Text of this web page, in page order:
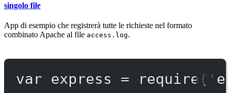
singolo file
App di esempio che registrerà tutte le richieste nel formato
combinato Apache al file access.log.
var express = require (